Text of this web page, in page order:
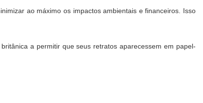
ao máximo os impactos ambientais e financeiros. Isso
a permitir que seus retratos aparecessem em papel-